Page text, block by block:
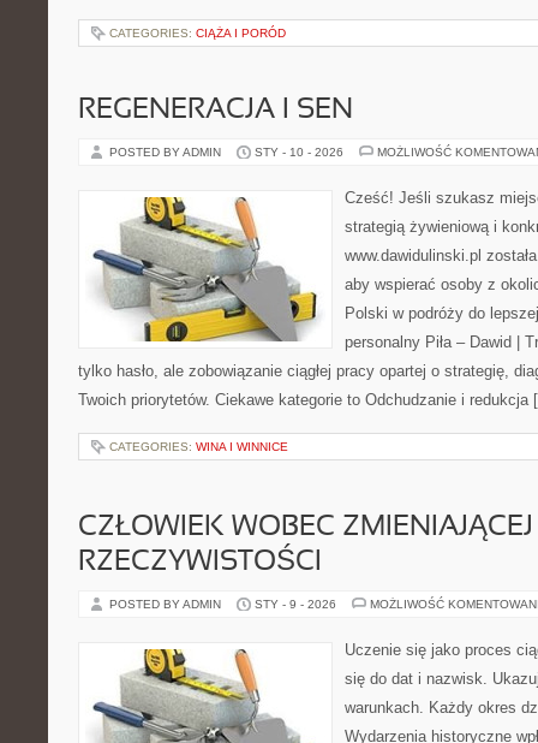
CATEGORIES: CIĄŻA I PORÓD
REGENERACJA I SEN
POSTED BY ADMIN STY - 10 - 2026 MOŻLIWOŚĆ
Cześć! Jeśli szukasz
strategią żywieniową i
www.dawidulinski.pl
aby wspierać osoby z
Polski w podróży do
personalny Piła – Dawid |
tylko hasło, ale zobowiązanie ciągłej pracy opartej o strategię,
Twoich priorytetów. Ciekawe kategorie to Odchudzanie i
CATEGORIES: WINA I WINNICE
CZŁOWIEK WOBEC
RZECZYWISTOŚCI
POSTED BY ADMIN STY - 9 - 2026 MOŻLIWOŚĆ
Uczenie się jako proces
się do dat i nazwisk.
warunkach. Każdy okres
Wydarzenia historyczne